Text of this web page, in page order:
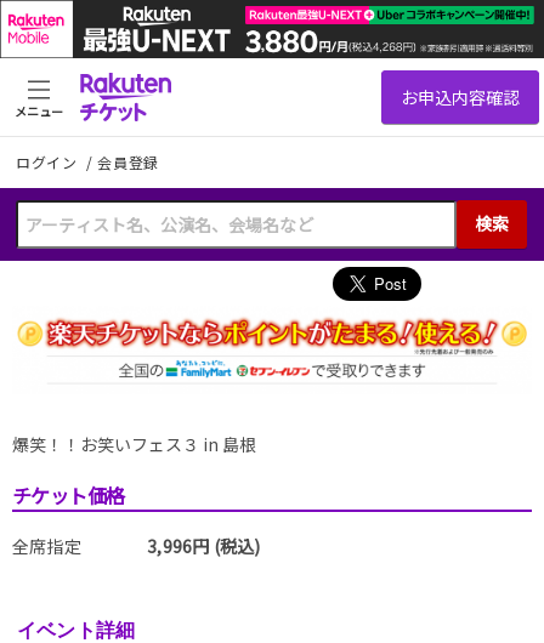
ログイン /会員登録
検索
メニュー
爆笑！！お笑いフェス３ in 島根
チケット価格
全席指定 3,996円 (税込)
イベント詳細